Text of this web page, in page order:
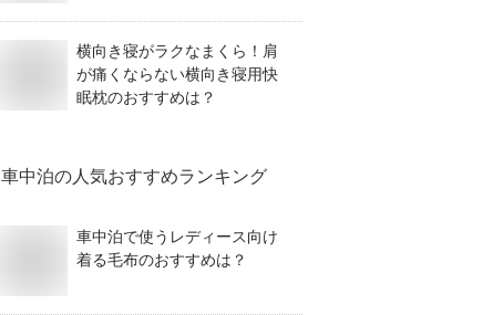
横向き寝がラクなまくら！肩
が痛くならない横向き寝用快
眠枕のおすすめは？
車中泊の人気おすすめランキング
車中泊で使うレディース向け
着る毛布のおすすめは？